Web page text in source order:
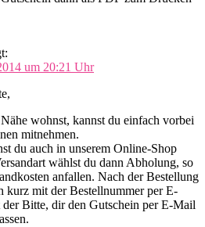
um 20:21 Uhr
wohnst, kannst du einfach vorbei
mitnehmen.
du auch in unserem Online-Shop
wählst du dann Abholung, so
anfallen. Nach der Bestellung
kurz mit der Bestellnummer per E-
Bitte, dir den Gutschein per E-Mail